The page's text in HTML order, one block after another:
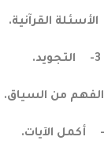
الأسئلة القرآنية.
3- التجويد.
الفهم من السياق.
أكمل الآيات.